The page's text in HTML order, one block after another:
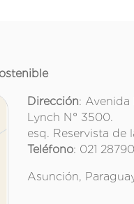
Dirección: Avenida
Lynch N° 3500.
esq. Reservista de
Teléfono: 021
Asunción,